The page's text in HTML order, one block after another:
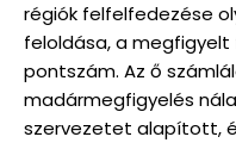
régiók felfelfedezése
feloldása, a
pontszám. Az ő
madármegfigyelés
szervezetet alapított,